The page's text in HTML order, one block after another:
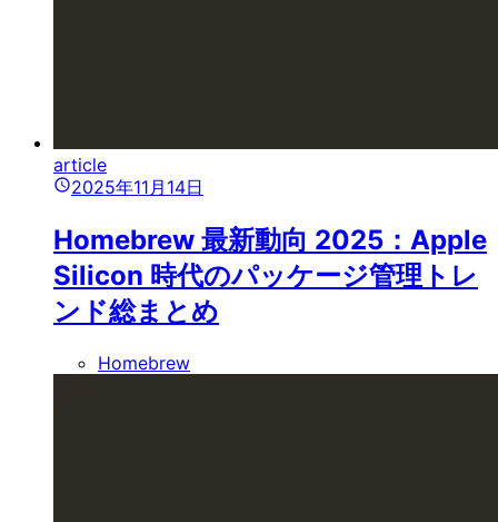
article
2025年11月14日
Homebrew 最新動向 2025：Apple
Silicon 時代のパッケージ管理トレ
ンド総まとめ
Homebrew